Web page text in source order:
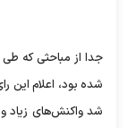
جدا از مباحثی که
شده بود، اعلام این